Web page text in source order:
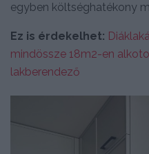
egyben költséghatékony
Ez is érdekelhet:
mindössze 18m2-en
lakberendező